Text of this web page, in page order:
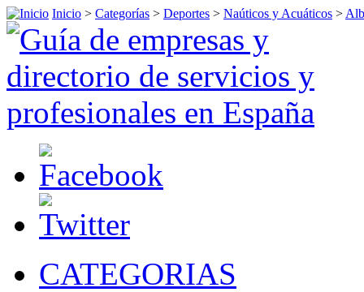
Inicio > Categorías > Deportes > Naúticos y Acuáticos >
CATEGORIAS